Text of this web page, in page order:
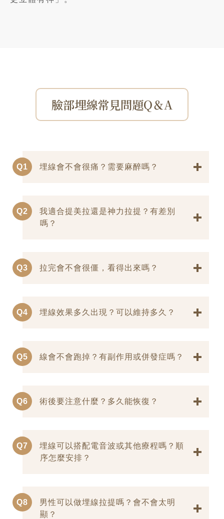
臉部埋線常見問題Q＆A
Q1 埋線會不會很痛？需要麻醉嗎？
Q2
我適合提美拉還是神力拉提？有差別
嗎？
Q3 拉完會不會很僵，看得出來嗎？
Q4 埋線效果多久出現？可以維持多久？
Q5 線會不會跑掉？有副作用或併發症嗎？
Q6 術後要注意什麼？多久能恢復？
Q7
埋線可以搭配電音波或其他療程嗎？順
序怎麼安排？
Q8
男性可以做埋線拉提嗎？會不會太明
顯？